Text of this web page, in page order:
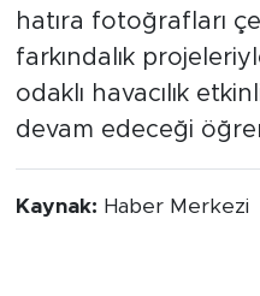
hatıra fotoğrafları
farkındalık
odaklı havacılık
devam edeceği
Kaynak: Haber Merkezi